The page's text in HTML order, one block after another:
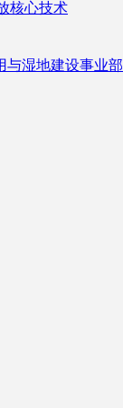
核心技术
与湿地建设事业部